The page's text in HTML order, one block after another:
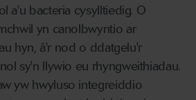
a'u bacteria cysylltiedig. O
yn canolbwyntio ar
hyn, â'r nod o ddatgelu'r
sy'n llywio eu rhyngweithiadau.
yw hwyluso integreiddio